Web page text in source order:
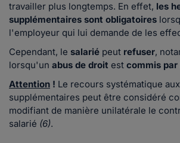
travailler plus longtemps. En effet, les
supplémentaires sont obligatoires
l'employeur qui lui demande de les
Cependant, le salarié peut refuser,
lorsqu'un abus de droit est commis
Attention ! Le recours systématique
supplémentaires peut être considéré
modifiant de manière unilatérale le
salarié (6).